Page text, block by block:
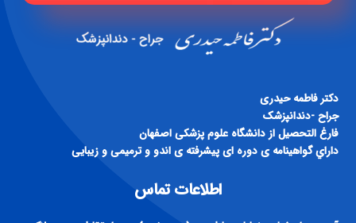
فارغ التحصيل از دانشگاه علوم پزشكی اصفهان
داراي گواهينامه ی دوره ای پيشرفته ی اندو و ترميمی و زيبايی
اطلاعات تماس
آدرس : اصفهان، خیابان رباط دوم (سید رضی)، بعد از تقاطع دوم، پلاک